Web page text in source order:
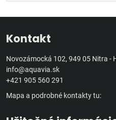
Kontakt
Novozámocká 102, 949 05 Nitra -
info@aquavia.sk
+421 905 560 291
Mapa a podrobné kontakty tu: